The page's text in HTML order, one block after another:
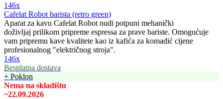
146x
Cafelat Robot barista (retro green)
Aparat za kavu Cafelat Robot nudi potpuni mehanički
doživljaj prilikom pripreme espressa za prave bariste. Omogućuje
vam pripremu kave kvalitete kao iz kafića za komadić cijene
profesionalnog "električnog stroja".
146x
Besplatna dostava
+ Poklon
Nema na skladištu
~22.09.2026